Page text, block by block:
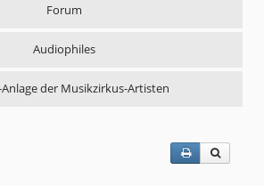
Forum
Audiophiles
der Musikzirkus-Artisten